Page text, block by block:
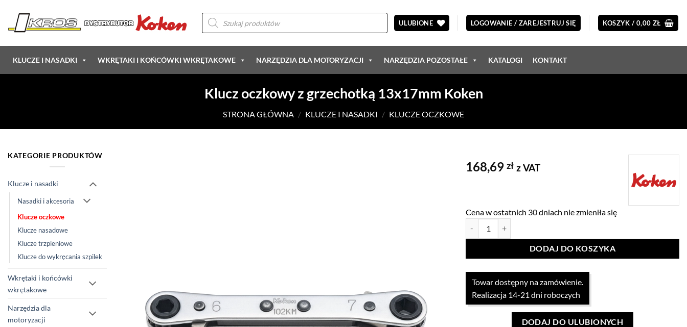
zawartości
Wyszukiwarka
produktów
ULUBIONE LOGOWANIE / ZAREJESTRUJ SIĘ KOSZYK / 0,00 ZŁ
KLUCZE I NASADKI WKRĘTAKI I KOŃCÓWKI WKRĘTAKOWE NARZĘDZIA DLA MOTORYZACJI NARZĘDZIA POZOSTAŁE KATALOGI KONTAKT
Klucz oczkowy z grzechotką 13x17mm Koken
STRONA GŁÓWNA / KLUCZE I NASADKI / KLUCZE OCZKOWE
KATEGORIE PRODUKTÓW
Klucze i nasadki
Nasadki i akcesoria
Klucze oczkowe
Klucze nasadowe
Klucze trzpieniowe
Klucze do wykręcania szpilek
Wkrętaki i końcówki
wkrętakowe
Narzędzia dla
motoryzacji
168,69 zł z VAT
Cena w ostatnich 30 dniach nie zmieniła się
DODAJ DO KOSZYKA
Towar dostępny na zamówienie.
Realizacja 14-21 dni roboczych
DODAJ DO ULUBIONYCH